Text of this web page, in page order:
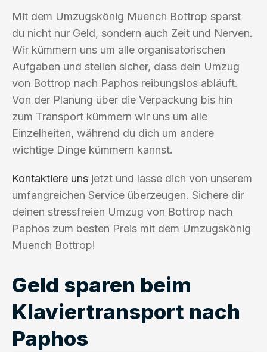
Mit dem Umzugskönig Muench Bottrop sparst
du nicht nur Geld, sondern auch Zeit und Nerven.
Wir kümmern uns um alle organisatorischen
Aufgaben und stellen sicher, dass dein Umzug
von Bottrop nach Paphos reibungslos abläuft.
Von der Planung über die Verpackung bis hin
zum Transport kümmern wir uns um alle
Einzelheiten, während du dich um andere
wichtige Dinge kümmern kannst.
Kontaktiere uns jetzt und lasse dich von unserem
umfangreichen Service überzeugen. Sichere dir
deinen stressfreien Umzug von Bottrop nach
Paphos zum besten Preis mit dem Umzugskönig
Muench Bottrop!
Geld sparen beim
Klaviertransport nach
Paphos